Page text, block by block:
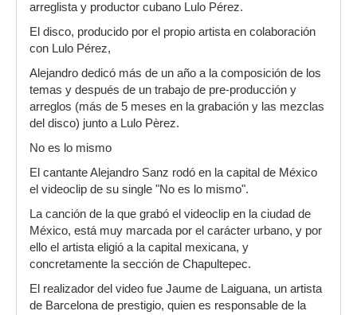
arreglista y productor cubano Lulo Pérez.
El disco, producido por el propio artista en colaboración
con Lulo Pérez,
Alejandro dedicó más de un año a la composición de los
temas y después de un trabajo de pre-producción y
arreglos (más de 5 meses en la grabación y las mezclas
del disco) junto a Lulo Pèrez.
No es lo mismo
El cantante Alejandro Sanz rodó en la capital de México
el videoclip de su single "No es lo mismo".
La canción de la que grabó el videoclip en la ciudad de
México, está muy marcada por el carácter urbano, y por
ello el artista eligió a la capital mexicana, y
concretamente la sección de Chapultepec.
El realizador del video fue Jaume de Laiguana, un artista
de Barcelona de prestigio, quien es responsable de la